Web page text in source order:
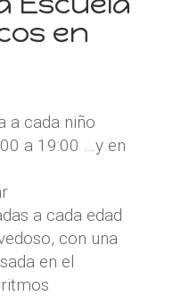
en
a cada niño
a 19:00 …y en
a cada edad
con una
en el